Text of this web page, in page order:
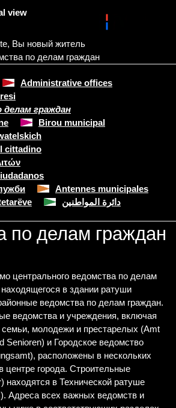
view
, Вы новый житель
по делам граждан
Administrative offices
граждан
Birou municipal
cittadino
Antennes municipales
دائرة المواطنين
по делам граждан
центрального ведомства по делам
в здании ратуши
ведомства по делам граждан.
ведомства и учреждения, включая
молодежи и престарелых (Amt
Senioren) и Городское ведомство
расположены в нескольких
центре города. Строительные
находятся в Технической ратуше
Адреса всех важных ведомств и